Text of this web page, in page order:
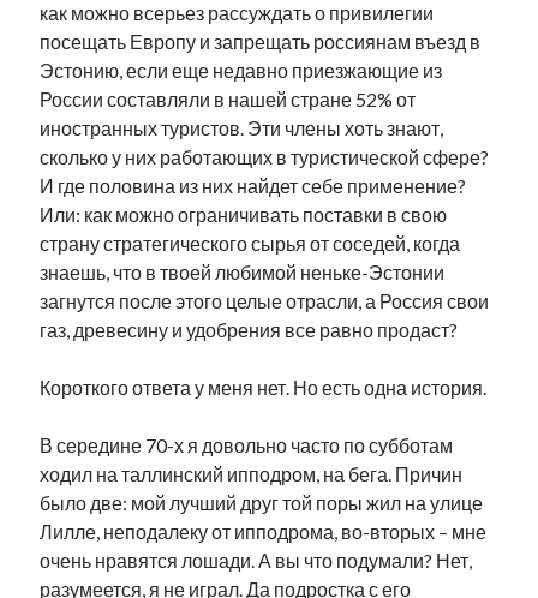
в поисках здравого смысла выборы высказывание
евросоюз интервью история кабинетные истории
кая каллас книга маська нарва
образование
парад клоунов поводырь
подкаст потеряны данные пресса программа
рийгикогу россия русский роман
русскоязычное образование сми ссср стенограмма
т.х. ильвес
танк фотоотчет экономика экономика эстонии
эстония эстонский язык
Михаил Стальнухин:
mstalnuhhin@gmail.com
Отзывы и предложения по блогу:
как можно всерьез рассуждать о привилегии
посещать Европу и запрещать россиянам въезд в
Эстонию, если еще недавно приезжающие из
России составляли в нашей стране 52% от
иностранных туристов. Эти члены хоть знают,
сколько у них работающих в туристической сфере?
И где половина из них найдет себе применение?
Или: как можно ограничивать поставки в свою
страну стратегического сырья от соседей, когда
знаешь, что в твоей любимой неньке-Эстонии
загнутся после этого целые отрасли, а Россия свои
газ, древесину и удобрения все равно продаст?
Короткого ответа у меня нет. Но есть одна история.
В середине 70-х я довольно часто по субботам
ходил на таллинский ипподром, на бега. Причин
было две: мой лучший друг той поры жил на улице
Лилле, неподалеку от ипподрома, во-вторых – мне
очень нравятся лошади. А вы что подумали? Нет,
разумеется, я не играл. Да подростка с его